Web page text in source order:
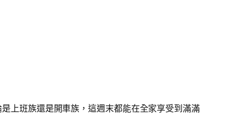
上班族還是開車族，這週末都能在全家享受到滿滿